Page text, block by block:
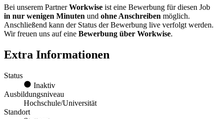
Bei unserem PartnerWorkwise ist eine Bewerbung für diesen Job
in nur wenigen Minuten und ohne Anschreiben möglich.
Anschließend kann der Status der Bewerbung live verfolgt werden.
Wir freuen uns auf eine Bewerbung über Workwise.
Extra Informationen
Status
Inaktiv
Ausbildungsniveau
Hochschule/Universität
Standort